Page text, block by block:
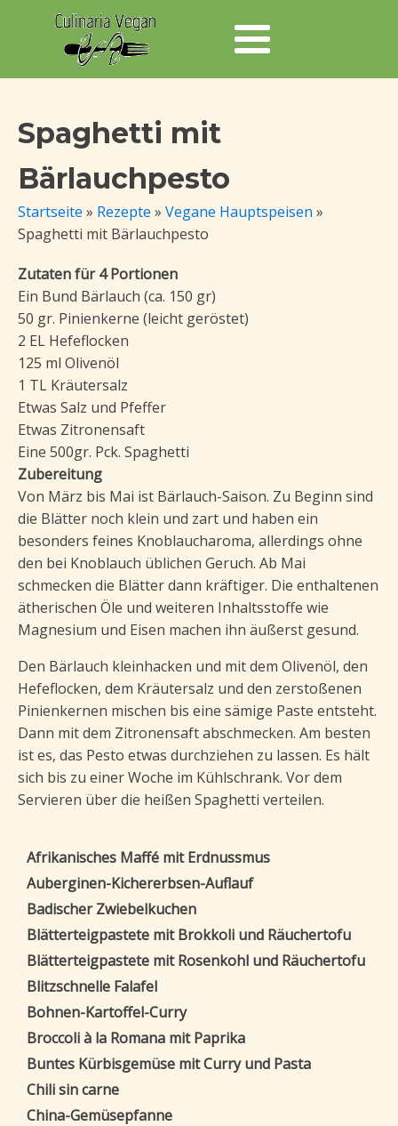
Spaghetti mit
Bärlauchpesto
Startseite » Rezepte » Vegane Hauptspeisen »
Spaghetti mit Bärlauchpesto
Zutaten für 4 Portionen
Ein Bund Bärlauch (ca. 150 gr)
50 gr. Pinienkerne (leicht geröstet)
2 EL Hefeflocken
125 ml Olivenöl
1 TL Kräutersalz
Etwas Salz und Pfeffer
Etwas Zitronensaft
Eine 500gr. Pck. Spaghetti
Zubereitung
Von März bis Mai ist Bärlauch-Saison. Zu Beginn sind
die Blätter noch klein und zart und haben ein
besonders feines Knoblaucharoma, allerdings ohne
den bei Knoblauch üblichen Geruch. Ab Mai
schmecken die Blätter dann kräftiger. Die enthaltenen
ätherischen Öle und weiteren Inhaltsstoffe wie
Magnesium und Eisen machen ihn äußerst gesund.
Den Bärlauch kleinhacken und mit dem Olivenöl, den
Hefeflocken, dem Kräutersalz und den zerstoßenen
Pinienkernen mischen bis eine sämige Paste entsteht.
Dann mit dem Zitronensaft abschmecken. Am besten
ist es, das Pesto etwas durchziehen zu lassen. Es hält
sich bis zu einer Woche im Kühlschrank. Vor dem
Servieren über die heißen Spaghetti verteilen.
Afrikanisches Maffé mit Erdnussmus
Auberginen-Kichererbsen-Auflauf
Badischer Zwiebelkuchen
Blätterteigpastete mit Brokkoli und Räuchertofu
Blätterteigpastete mit Rosenkohl und Räuchertofu
Blitzschnelle Falafel
Bohnen-Kartoffel-Curry
Broccoli à la Romana mit Paprika
Buntes Kürbisgemüse mit Curry und Pasta
Chili sin carne
China-Gemüsepfanne